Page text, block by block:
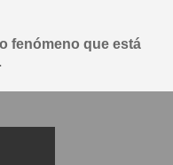
fenómeno que está